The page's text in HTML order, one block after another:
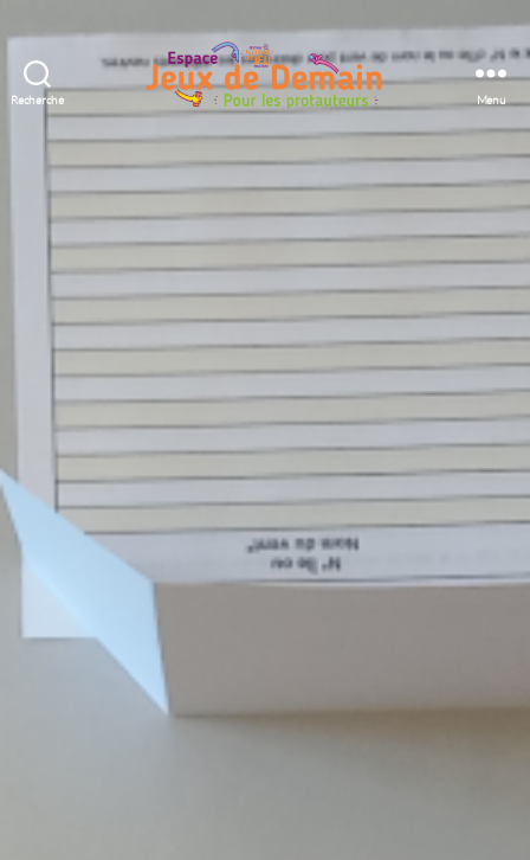
Recherche
Espace
Jeux
de
Demain
Menu